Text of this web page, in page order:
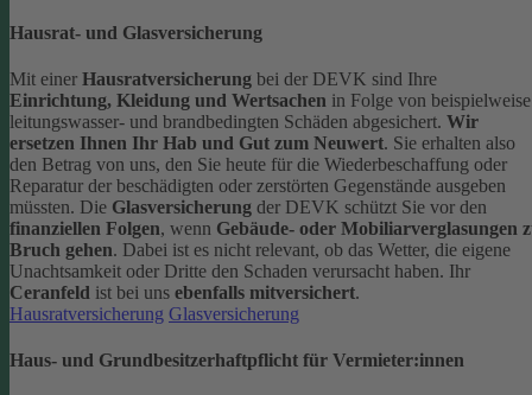
Hausrat- und Glasversicherung
Mit einer Hausratversicherung bei der DEVK sind Ihre
Einrichtung, Kleidung und Wertsachen in Folge von beispielweise
leitungswasser- und brandbedingten Schäden abgesichert. Wir
ersetzen Ihnen Ihr Hab und Gut zum Neuwert. Sie erhalten also
den Betrag von uns, den Sie heute für die Wiederbeschaffung oder
Reparatur der beschädigten oder zerstörten Gegenstände ausgeben
müssten. Die Glasversicherung der DEVK schützt Sie vor den
finanziellen Folgen, wenn Gebäude- oder Mobiliarverglasungen
Bruch gehen. Dabei ist es nicht relevant, ob das Wetter, die eigene
Unachtsamkeit oder Dritte den Schaden verursacht haben. Ihr
Ceranfeld ist bei uns ebenfalls mitversichert.
Hausratversicherung Glasversicherung
Haus- und Grundbesitzerhaftpflicht für Vermieter:innen